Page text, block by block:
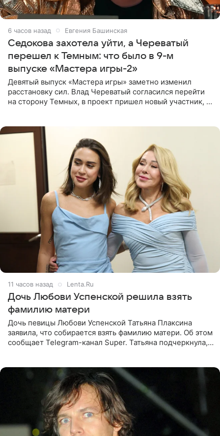
6 часов назад Евгения Башинская
Седокова захотела уйти, а Череватый
перешел к Темным: что было в 9-м
выпуске «Мастера игры-2»
Девятый выпуск «Мастера игры» заметно изменил
расстановку сил. Влад Череватый согласился перейти
на сторону Темных, в проект пришел новый участник, а
11 часов назад Lenta.Ru
Дочь Любови Успенской решила взять
фамилию матери
Дочь певицы Любови Успенской Татьяна Плаксина
заявила, что собирается взять фамилию матери. Об этом
сообщает Telegram-канал Super. Татьяна подчеркнула,